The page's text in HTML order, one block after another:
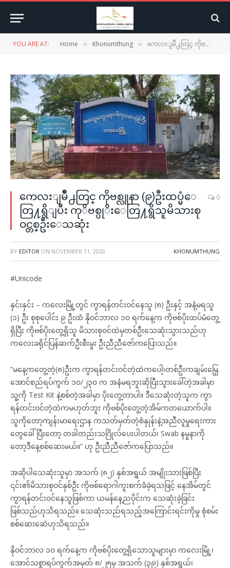
YOU ARE AT: Home » Khonumthung » ကေလးျမဳိ႕တြင္ ကိုဗစ္လူနာ (၉)ဦးထပ္မံေတြ႔ရွိျပီး ကုိဗစ္ပုိးေတြ႔ရွိသူမိသားစုဝင္တစ္ဦးေသဆုံး
ကေလးျမဳိ႕တြင္ ကိုဗစ္လူနာ (၉)ဦးထပ္မံေ
တြ႔ရွိျပီး ကုိဗစ္ပုိးေတြ႔ရွိသူမိသားစု
ဝင္တစ္ဦးေသဆုံး
0
BY EDITOR ON NOVEMBER 11, 2020 KHONUMTHUNG
#Unicode
နှင်းနှင်း – ကလေးမြို့တွင် ကွာရန်တင်းဝင်နေသူ (၈) ဦးနှင့် အနံ့မရသူ
(၁) ဦး စုစုပေါင်း ၉ ဦးထံ နိုဝင်ဘာလ ၁၀ ရက်နေ့က ကိုဗစ်ပိုးထပ်မံတွေ့
ရှိပြီး ကိုဗစ်ပိုးတွေ့ရှိသူ မိသားစုဝင်ထဲမှတစ်ဦးသေဆုံးသွားသည်ဟု
ကလေးခရိုင်ပြန်ဆက်ဦးစီးမှုး ဦးညီညီဇော်ကပြောသည်။
“မနေ့ကတွေ့တဲ့(၈)ဦးက ကွာရန်တင်းဝင်တဲ့ထဲကပေါ့၊တစ်ဦးကချမ်းမြေ့
အောင်စည်ရပ်ကွက် ၁၀/၂၃၀ က အနံမရဘူးဆိုပြီးသွားခေါ်တဲ့အခါမှာ
သူ့ကို Test Kit နဲ့စစ်တဲ့အခါမှာ ပိုးတွေ့တာပါ။ ဒီသေဆုံးတဲ့သူက ကွာ
ရန်တင်းဝင်တဲ့ထဲကမဟုတ်ဘူး ကိုဗစ်ပိုးတွေ့တဲ့အိမ်ကတယောက်ပါ။
သူကိုတော့ကျန်းမာရေးဌာန ကသတ်မှတ်တဲ့စံနှုန်းနဲ့အညီလူမှုရေးကား
တွေခေါ်ပြီးတော့ တခါတည်းသဂြိုလ်ပေးပါတယ်၊ Swab နမှုနာကို
တော့ဒီနေ့စစ်ဆေးမယ်။” ဟု ဦးညီညီဇော်ကပြောသည်။
အဆိုပါသေဆုံးသူမှာ အသက် (၈၂) နှစ်အရွယ် အမျိုးသားဖြစ်ပြီး
၎င်း၏မိသားစုဝင်နှစ်ဦး ကိုဗစ်ရောဂါကူးစက်ခံခဲ့ရသဖြင့် နေအိမ်တွင်
ကွာရန်တင်းဝင်နေသူဖြစ်ကာ ယမန်နေ့ညပိုင်းက သေဆုံးခဲ့ခြင်း
ဖြစ်သည်ဟုသိရသည်။ သေဆုံးသည်ရသည့်အကြောင်းရင်းကိုမူ စုံစမ်း
စစ်ဆေးဆေဲဟုသိရသည်။
နိုဝင်ဘာလ ၁၀ ရက်နေ့က ကိုဗစ်ပိုးတွေ့ရှိသောသူများမှာ ကလေးမြို့၊
အောင်သစ္စာရပ်ကွက်အမှတ် ၈/၂၅မှ အသက် (၃၉) နှစ်အရွယ်၊